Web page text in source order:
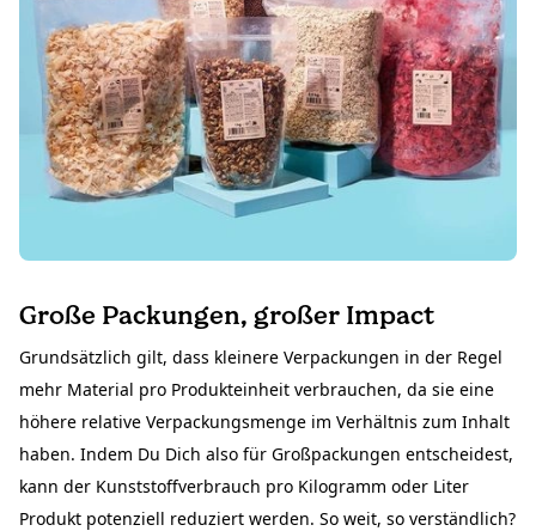
Große Packungen, großer Impact
Grundsätzlich gilt, dass kleinere Verpackungen in der Regel
mehr Material pro Produkteinheit verbrauchen, da sie eine
höhere relative Verpackungsmenge im Verhältnis zum Inhalt
haben. Indem Du Dich also für Großpackungen entscheidest,
kann der Kunststoffverbrauch pro Kilogramm oder Liter
Produkt potenziell reduziert werden. So weit, so verständlich?